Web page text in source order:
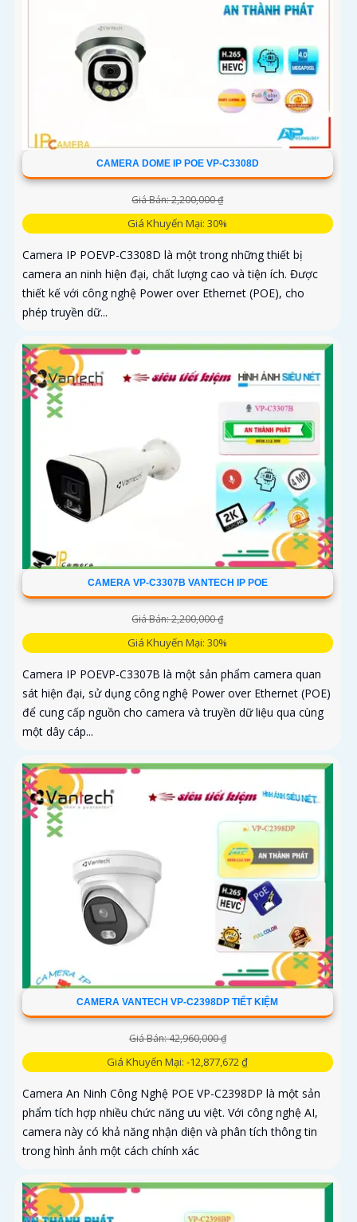
CAMERA DOME IP POE VP-C3308D
Giá Bán: 2,200,000 ₫
Giá Khuyến Mại: 30%
Camera IP POEVP-C3308D là một trong những thiết bị
camera an ninh hiện đại, chất lượng cao và tiện ích. Được
thiết kế với công nghệ Power over Ethernet (POE), cho
phép truyền dữ...
CAMERA VP-C3307B VANTECH IP POE
Giá Bán: 2,200,000 ₫
Giá Khuyến Mại: 30%
Camera IP POEVP-C3307B là một sản phẩm camera quan
sát hiện đại, sử dụng công nghệ Power over Ethernet (POE)
để cung cấp nguồn cho camera và truyền dữ liệu qua cùng
một dây cáp...
CAMERA VANTECH VP-C2398DP TIẾT KIỆM
Giá Bán: 42,960,000 ₫
Giá Khuyến Mại: -12,877,672 ₫
Camera An Ninh Công Nghệ POE VP-C2398DP là một sản
phẩm tích hợp nhiều chức năng ưu việt. Với công nghệ AI,
camera này có khả năng nhận diện và phân tích thông tin
trong hình ảnh một cách chính xác